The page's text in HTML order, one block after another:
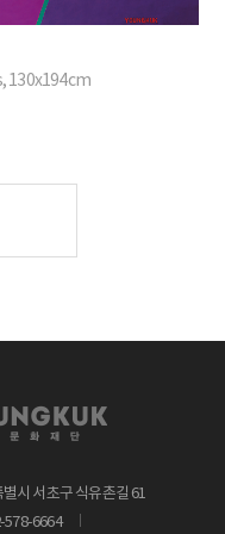
130x194cm
시 서초구 식유촌길 61
578-6664